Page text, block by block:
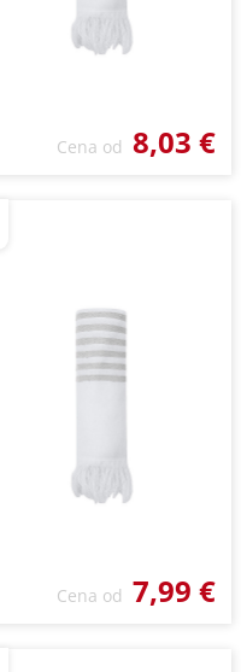
Cena od 8,03 €
Cena od 7,99 €